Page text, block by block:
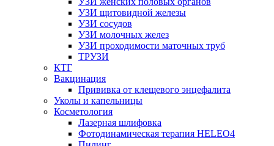
УЗИ щитовидной железы
УЗИ сосудов
УЗИ молочных желез
УЗИ проходимости маточных труб
ТРУЗИ
КТГ
Вакцинация
Прививка от клещевого энцефалита
Уколы и капельницы
Косметология
Лазерная шлифовка
Фотодинамическая терапия HELEO4